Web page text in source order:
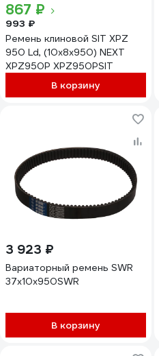
867 ₽
993 ₽
Ремень клиновой SIT XPZ
950 Ld, (10x8x950) NEXT
XPZ950P XPZ950PSIT
В корзину
3 923 ₽
Вариаторный ремень SWR
37x10x950SWR
В корзину